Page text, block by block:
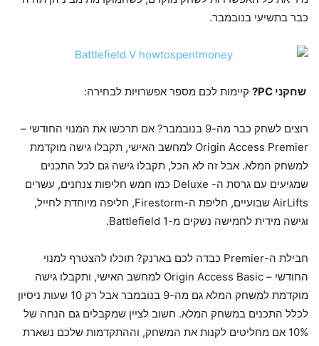
כבר בתשיעי בנובמבר.
שחקני PC
? קיימות לכם מספר אפשרויות לבחירה:
רוצים לשחק כבר מה-9 בנובמבר? אם תרכשו את המנוי החודשי –
Origin Access Premier למחשב האישי, תקבלו גישה מוקדמת
למשחק המלא. אבל זה לא הכל, תקבלו גישה גם לכל התכנים
שמגיעים עם גרסת ה- Deluxe כמו חמש חליפות צנחנים, עשרים
AirLifts שבועיים, חליפת ה-Firestorm, חליפה מיוחדת לחייל,
וגישה מידית לחמישה נשקים מ-Battlefield 1.
חבילת ה-Premier כבדה לכם בארנק? תוכלו להצטרף למנוי
החודשי – Origin Access Basic למחשב האישי, ותקבלו גישה
מוקדמת למשחק המלא גם מה-9 בנובמבר אבל רק 10 שעות ניסיון
לכלל התכנים במשחק המלא. חשוב לציין שמקבלים גם הנחה של
10% אם מחליטים לקנות את המשחק, וההתקדמות שלכם נשארת